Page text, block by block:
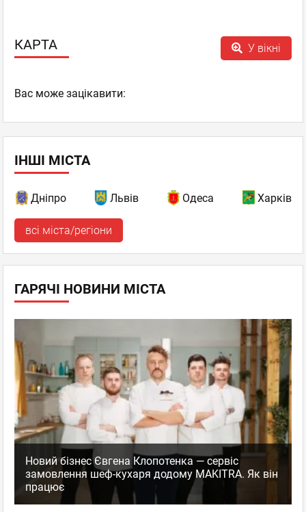
КАРТА У вікні
Вас може зацікавити:
ІНШІ МІСТА
Дніпро Львів Одеса Харків
всі міста/регіони
ГАРЯЧІ НОВИНИ МІСТА
Новий бізнес Євгена Клопотенка — сервіс
замовлення шеф-кухаря додому MAKITRA. Як він
працює